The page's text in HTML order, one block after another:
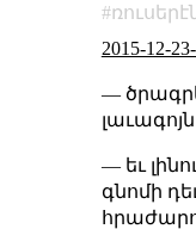
2015-12-
—
— եւ
գնոմի